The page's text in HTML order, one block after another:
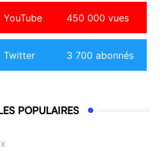
YouTube 450 000 vues
Twitter 3 700 abonnés
POPULAIRES